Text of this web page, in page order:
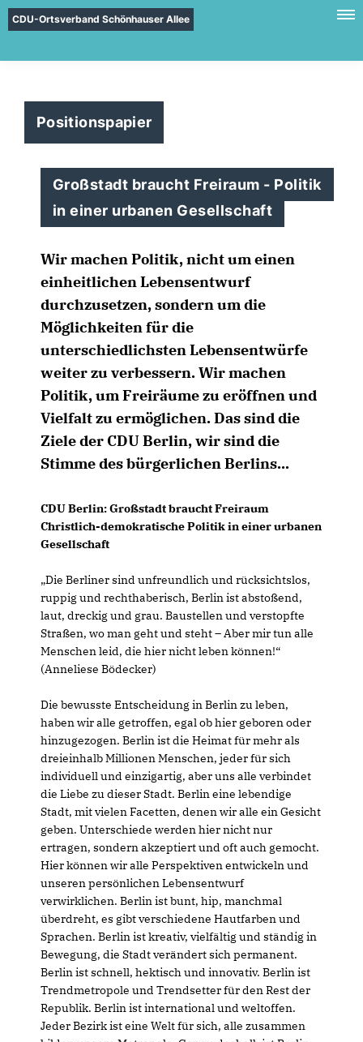
CDU-Ortsverband Schönhauser Allee
Positionspapier
Großstadt braucht Freiraum - Politik
in einer urbanen Gesellschaft
Wir machen Politik, nicht um einen
einheitlichen Lebensentwurf
durchzusetzen, sondern um die
Möglichkeiten für die
unterschiedlichsten Lebensentwürfe
weiter zu verbessern. Wir machen
Politik, um Freiräume zu eröffnen und
Vielfalt zu ermöglichen. Das sind die
Ziele der CDU Berlin, wir sind die
Stimme des bürgerlichen Berlins...
CDU Berlin: Großstadt braucht Freiraum
Christlich-demokratische Politik in einer urbanen
Gesellschaft
Die Berliner sind unfreundlich und rücksichtslos,
ruppig und rechthaberisch, Berlin ist abstoßend,
laut, dreckig und grau. Baustellen und verstopfte
Straßen, wo man geht und steht – Aber mir tun alle
Menschen leid, die hier nicht leben können!“
(Anneliese Bödecker)
Die bewusste Entscheidung in Berlin zu leben,
haben wir alle getroffen, egal ob hier geboren oder
hinzugezogen. Berlin ist die Heimat für mehr als
dreieinhalb Millionen Menschen, jeder für sich
individuell und einzigartig, aber uns alle verbindet
die Liebe zu dieser Stadt. Berlin eine lebendige
Stadt, mit vielen Facetten, denen wir alle ein Gesicht
geben. Unterschiede werden hier nicht nur
ertragen, sondern akzeptiert und oft auch gemocht.
Hier können wir alle Perspektiven entwickeln und
unseren persönlichen Lebensentwurf
verwirklichen. Berlin ist bunt, hip, manchmal
überdreht, es gibt verschiedene Hautfarben und
Sprachen. Berlin ist kreativ, vielfältig und ständig in
Bewegung, die Stadt verändert sich permanent.
Berlin ist schnell, hektisch und innovativ. Berlin ist
Trendmetropole und Trendsetter für den Rest der
Republik. Berlin ist international und weltoffen.
Jeder Bezirk ist eine Welt für sich, alle zusammen